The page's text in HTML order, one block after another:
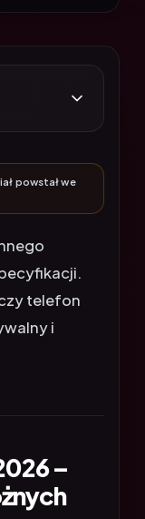
powstał we
telefon
i
–